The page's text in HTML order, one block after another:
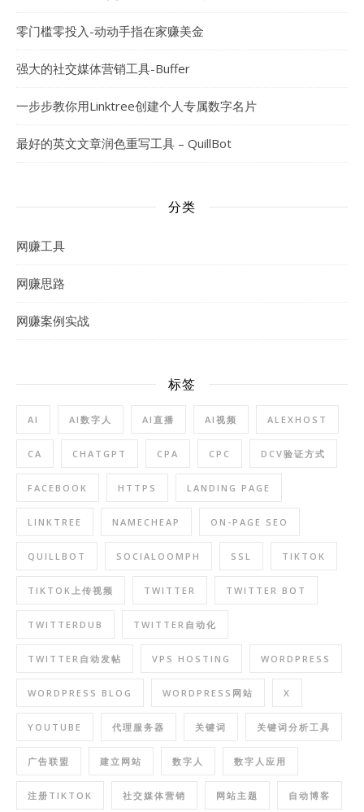
零门槛零投入-动动手指在家赚美金
强大的社交媒体营销工具-Buffer
一步步教你用Linktree创建个人专属数字名片
最好的英文文章润色重写工具 – QuillBot
分类
网赚工具
网赚思路
网赚案例实战
标签
AI AI数字人 AI直播 AI视频 ALEXHOST
CA CHATGPT CPA CPC DCV验证方式
FACEBOOK HTTPS LANDING PAGE
LINKTREE NAMECHEAP ON-PAGE SEO
QUILLBOT SOCIALOOMPH SSL TIKTOK
TIKTOK上传视频 TWITTER TWITTER BOT
TWITTERDUB TWITTER自动化
TWITTER自动发帖 VPS HOSTING WORDPRESS
WORDPRESS BLOG WORDPRESS网站 X
YOUTUBE 代理服务器 关键词 关键词分析工具
广告联盟 建立网站 数字人 数字人应用
注册TIKTOK 社交媒体营销 网站主题 自动博客